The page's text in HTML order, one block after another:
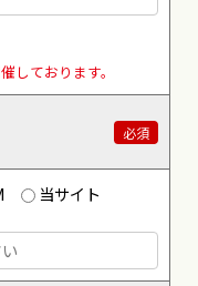
しております。
必須
当サイト